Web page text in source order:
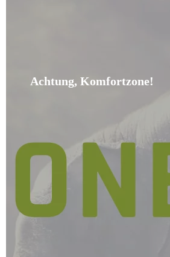
Achtung, Komfortzone!